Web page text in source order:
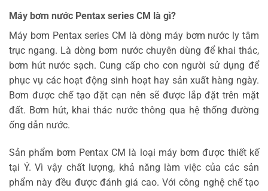
Máy bơm nước Pentax series CM là gì?
Máy bơm Pentax series CM là dòng máy bơm nước ly tâm
trục ngang. Là dòng bơm nước chuyên dùng để khai thác,
bơm hút nước sạch. Cung cấp cho con người sử dụng để
phục vụ các hoạt động sinh hoạt hay sản xuất hàng ngày.
Bơm được chế tạo đặt cạn nên sẽ được lắp đặt trên mặt
đất. Bơm hút, khai thác nước thông qua hệ thống đường
ống dẫn nước.
Sản phẩm bơm Pentax CM là loại máy bơm được thiết kế
tại Ý. Vì vậy chất lượng, khả năng làm việc của các sản
phẩm này đều được đánh giá cao. Với công nghệ chế tạo